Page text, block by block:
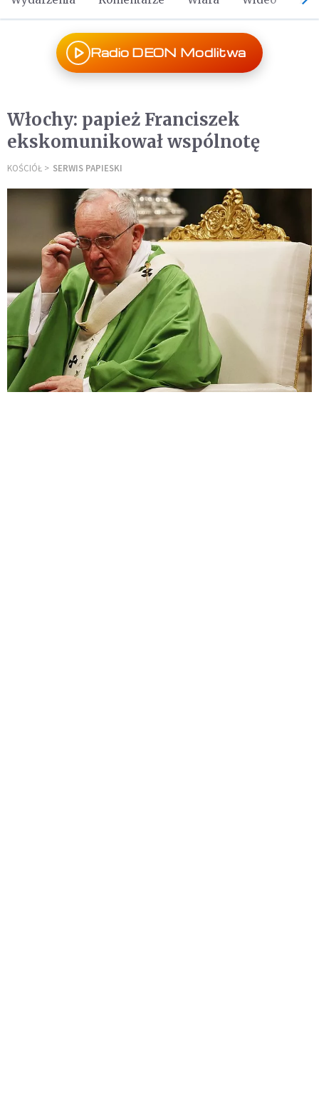
Radio DEON Modlitwa
Włochy: papież Franciszek
ekskomunikował wspólnotę
KOŚCIÓŁ SERWIS PAPIESKI